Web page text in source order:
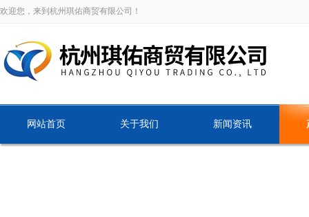
欢迎您，来到杭州琪佑商贸有限公司！
网站首页 关于我们 新闻资讯